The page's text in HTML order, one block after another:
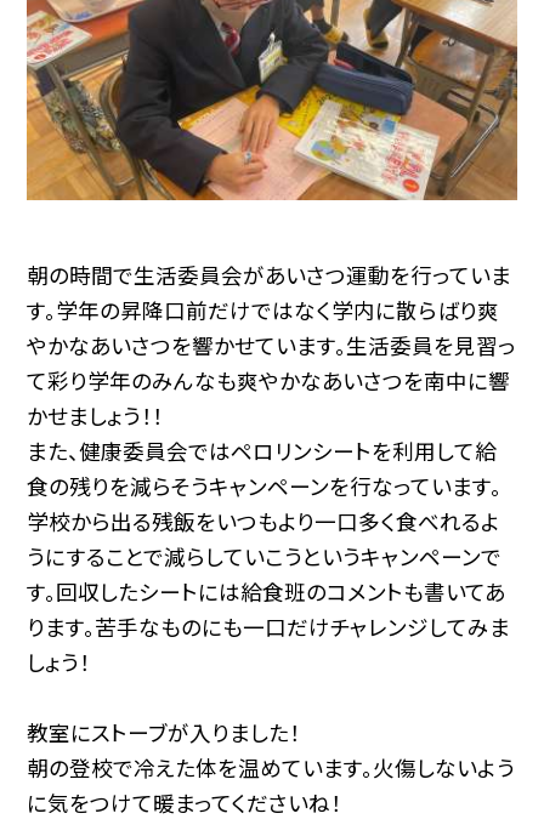
朝の時間で生活委員会があいさつ運動を行っていま
す。学年の昇降口前だけではなく学内に散らばり爽
やかなあいさつを響かせています。生活委員を見習っ
て彩り学年のみんなも爽やかなあいさつを南中に響
かせましょう！！
また、健康委員会ではペロリンシートを利用して給
食の残りを減らそうキャンペーンを行なっています。
学校から出る残飯をいつもより一口多く食べれるよ
うにすることで減らしていこうというキャンペーンで
す。回収したシートには給食班のコメントも書いてあ
ります。苦手なものにも一口だけチャレンジしてみま
しょう！
教室にストーブが入りました！
朝の登校で冷えた体を温めています。火傷しないよう
に気をつけて暖まってくださいね！